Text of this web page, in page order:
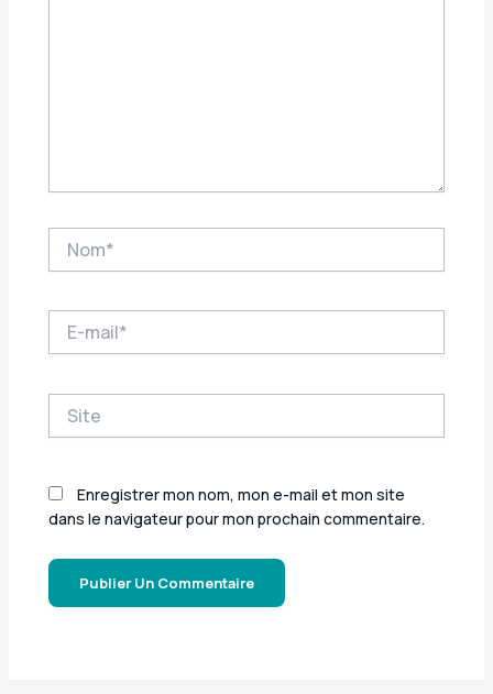
mail*
Enregistrer mon nom, mon e-mail et mon site
dans le navigateur pour mon prochain commentaire.